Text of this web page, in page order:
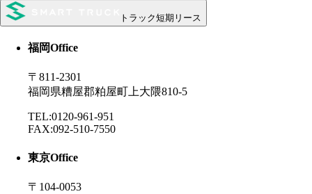
トラック短期リース
福岡Office
〒811-2301
福岡県糟屋郡粕屋町上大隈810-5
TEL:0120-961-951
FAX:092-510-7550
東京Office
〒104-0053